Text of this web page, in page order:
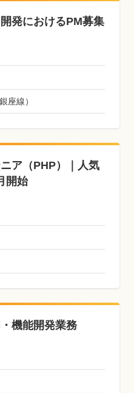
発におけるPM募集
座線）
ア（PHP）｜人気
開始
機能開発業務